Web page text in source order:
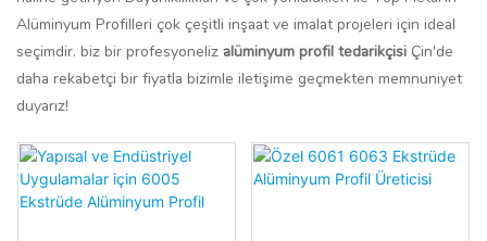
Alüminyum Profilleri çok çeşitli inşaat ve imalat projeleri için ideal
seçimdir. biz bir profesyoneliz alüminyum profil tedarikçisi Çin'de
daha rekabetçi bir fiyatla bizimle iletişime geçmekten memnuniyet
duyarız!